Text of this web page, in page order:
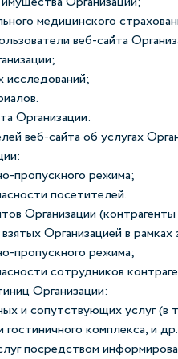
медицинского
веб-сайта
исследований;
Организации:
веб-сайта об услугах
пропускного режима;
посетителей.
Организации
Организацией в
пропускного режима;
сотрудников
Организации:
и сопутствующих услуг (в
комплекса, и
посредством